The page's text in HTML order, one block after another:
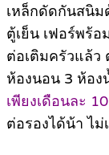
เหล็กดัดกันสนิม
ตู้เย็น เฟอร์พร้อ
ต่อเติมครัวแล้ว
ห้องนอน 3 ห้อง
เพียงเดือนละ
ต่อรองได้น้า ไม่